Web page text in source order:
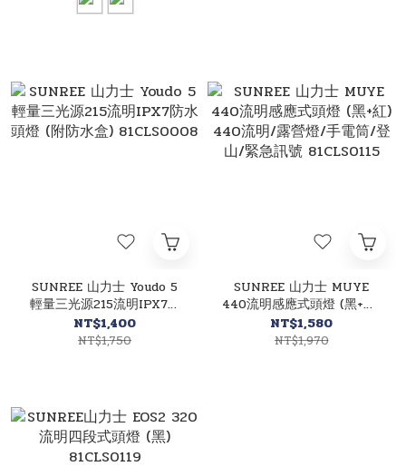
SUNREE 山力士 Youdo 5
輕量三光源215流明IPX7防
水頭燈 (附防水盒)
81CLS0008
NT$1,400
NT$1,750
SUNREE 山力士 MUYE
440流明感應式頭燈 (黑+紅)
440流明/露營燈/手電筒/登
山/緊急訊號 81CLS0115
NT$1,580
NT$1,970